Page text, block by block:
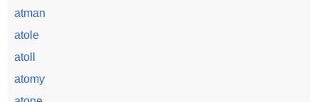
atman
atole
atoll
atomy